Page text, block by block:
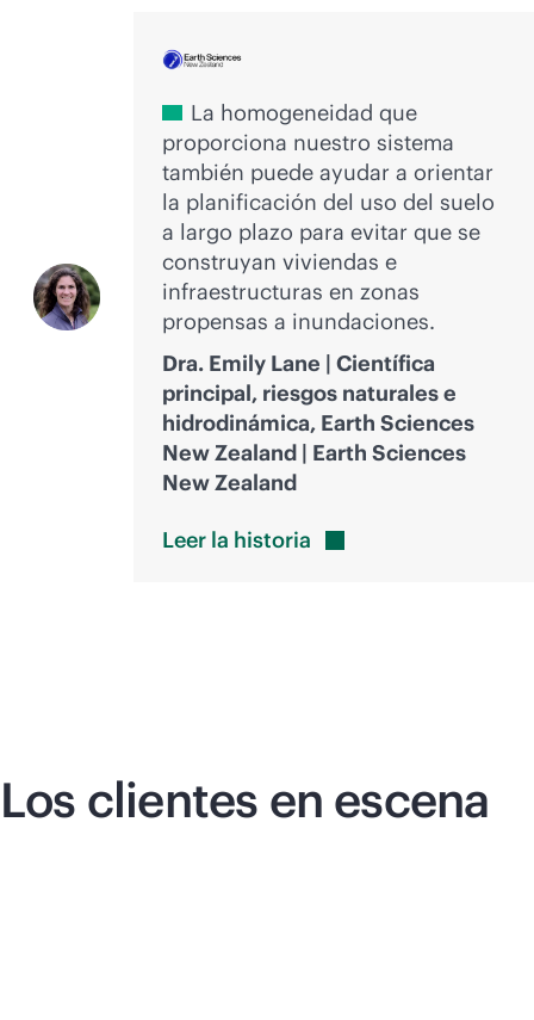
La homogeneidad que
proporciona nuestro sistema
también puede ayudar a orientar
la planificación del uso del suelo
a largo plazo para evitar que se
construyan viviendas e
infraestructuras en zonas
propensas a inundaciones.
Dra. Emily Lane | Científica
principal, riesgos naturales e
hidrodinámica, Earth Sciences
New Zealand | Earth Sciences
New Zealand
Leer la historia
Los clientes en escena